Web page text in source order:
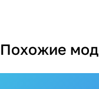
Похожие